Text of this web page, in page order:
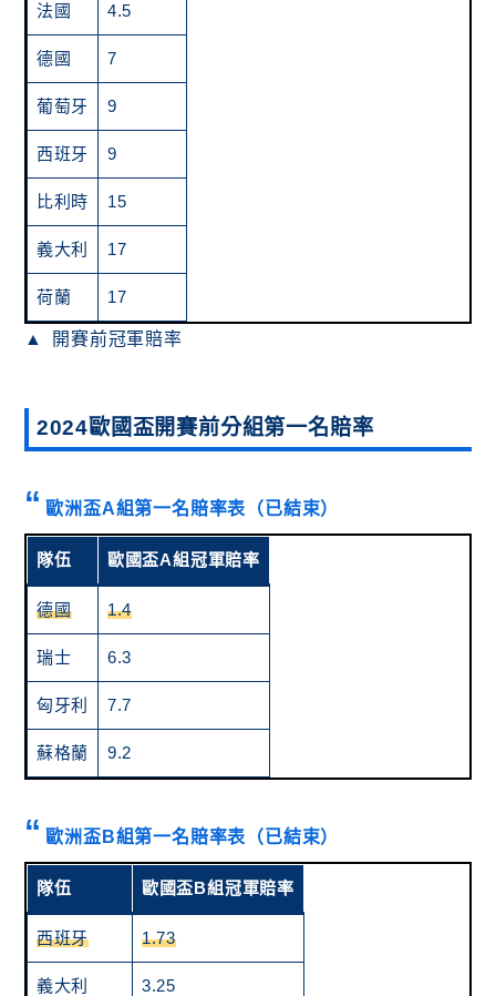
法國 4.5
德國 7
葡萄牙 9
西班牙 9
比利時 15
義大利 17
荷蘭 17
開賽前冠軍賠率
2024歐國盃開賽前分組第一名賠率
歐洲盃A組第一名賠率表（已結束）
隊伍 歐國盃A組冠軍賠率
德國 1.4
瑞士 6.3
匈牙利 7.7
蘇格蘭 9.2
歐洲盃B組第一名賠率表（已結束）
隊伍 歐國盃B組冠軍賠率
西班牙 1.73
義大利 3.25